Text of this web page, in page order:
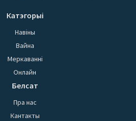
Катэгорыі
Навіны
Вайна
Меркаванні
Онлайн
Белсат
Пра нас
Кантакты